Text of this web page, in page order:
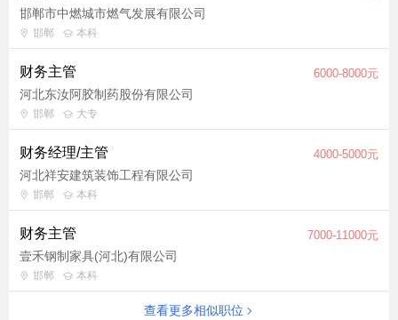
邯郸市中燃城市燃气发展有限公司
邯郸 本科
财务主管 6000-8000元
河北东汝阿胶制药股份有限公司
邯郸 大专
财务经理/主管 4000-5000元
河北祥安建筑装饰工程有限公司
邯郸 本科
财务主管 7000-11000元
壹禾钢制家具(河北)有限公司
邯郸 本科
查看更多相似职位